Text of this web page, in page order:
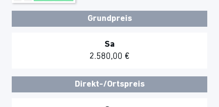
Grundpreis
Sa
2.580,00 €
Direkt-/Ortspreis